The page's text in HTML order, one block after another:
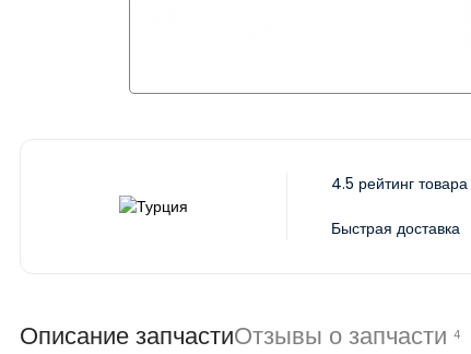
4.5 рейтинг товара
Быстрая доставка
Описание запчастиОтзывы о запчасти 4